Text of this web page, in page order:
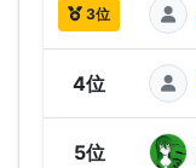
3位
4位
5位